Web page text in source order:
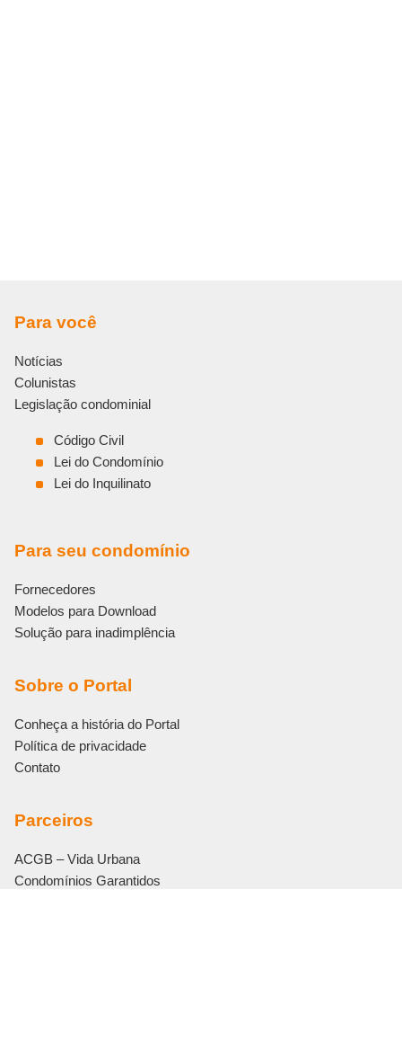
Para você
Notícias
Colunistas
Legislação condominial
Código Civil
Lei do Condomínio
Lei do Inquilinato
Para seu condomínio
Fornecedores
Modelos para Download
Solução para inadimplência
Sobre o Portal
Conheça a história do Portal
Política de privacidade
Contato
Parceiros
ACGB – Vida Urbana
Condomínios Garantidos